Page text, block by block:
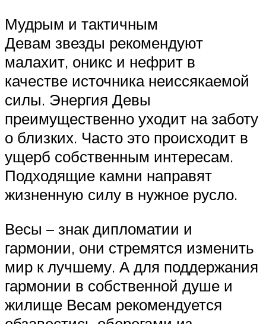
Мудрым и тактичным
Девам звезды рекомендуют
малахит, оникс и нефрит в
качестве источника неиссякаемой
силы. Энергия Девы
преимущественно уходит на заботу
о близких. Часто это происходит в
ущерб собственным интересам.
Подходящие камни направят
жизненную силу в нужное русло.
Весы – знак дипломатии и
гармонии, они стремятся изменить
мир к лучшему. А для поддержания
гармонии в собственной душе и
жилище Весам рекомендуется